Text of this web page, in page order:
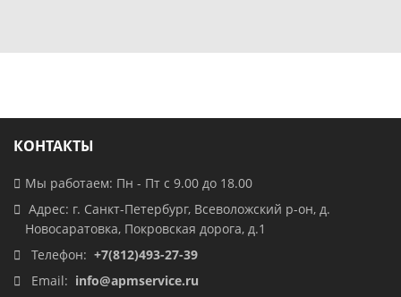
КОНТАКТЫ
Мы работаем: Пн - Пт с 9.00 до 18.00
Адрес: г. Санкт-Петербург, Всеволожский р-он, д.
Новосаратовка, Покровская дорога, д.1
Телефон: +7(812)493-27-39
Email: info@apmservice.ru